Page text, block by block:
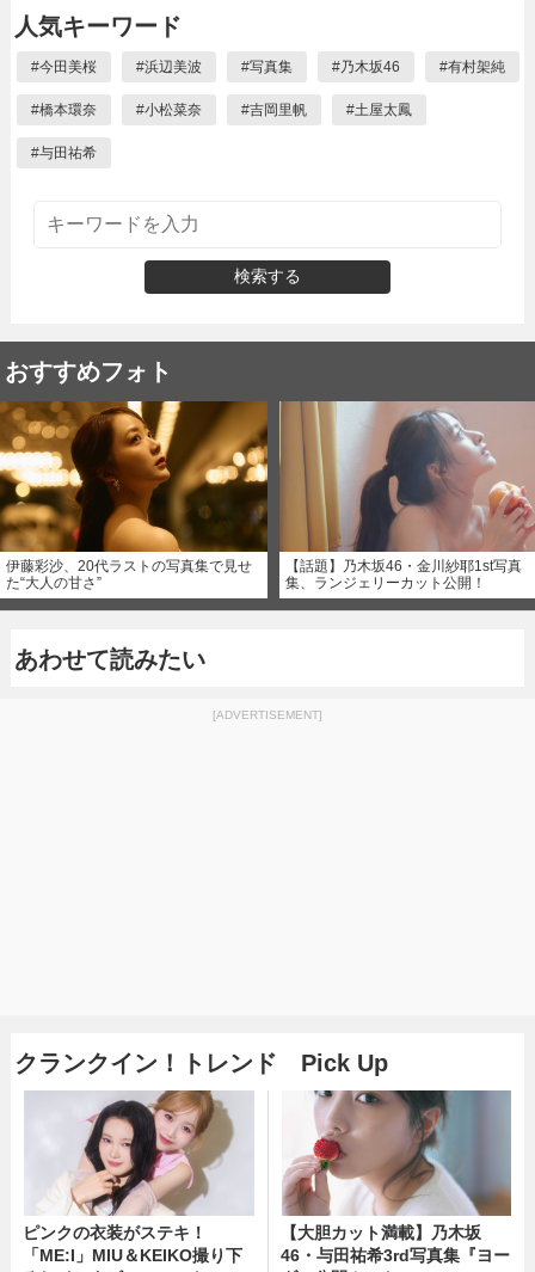
人気キーワード
#今田美桜 #浜辺美波 #写真集 #乃木坂46 #有村架純
#橋本環奈 #小松菜奈 #吉岡里帆 #土屋太鳳
#与田祐希
検索する
おすすめフォト
伊藤彩沙、20代ラストの写真集で見せ
た“大人の甘さ”
【話題】乃木坂46・金川紗耶1st写真
集、ランジェリーカット公開！
あわせて読みたい
[ADVERTISEMENT]
クランクイン！トレンド Pick Up
ピンクの衣装がステキ！
「ME:I」MIU＆KEIKO撮り下
【大胆カット満載】乃木坂
46・与田祐希3rd写真集『ヨー